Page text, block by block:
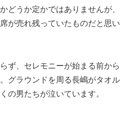
どうか定かではありませんが、
が売れ残っていたものだと思い
ず、セレモニーが始まる前から
グラウンドを周る長嶋がタオル
の男たちが泣いています。